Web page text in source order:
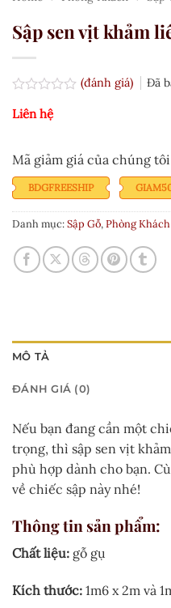
Sập sen vịt khảm
xếp
5
sao
(đánh giá) Đã
Liên hệ
Mã giảm giá của chúng tôi
BDGFREESHIP
Danh mục:Sập Gỗ,Phòng Khách
MÔ TẢ
ĐÁNH GIÁ (0)
Nếu bạn đang cần một
trọng, thì sập sen vịt
phù hợp dành cho bạn.
về chiếc sập này nhé!
Thông tin sản phẩm:
Chất liệu: gỗ gụ
Kích thước: 1m6 x 2m và